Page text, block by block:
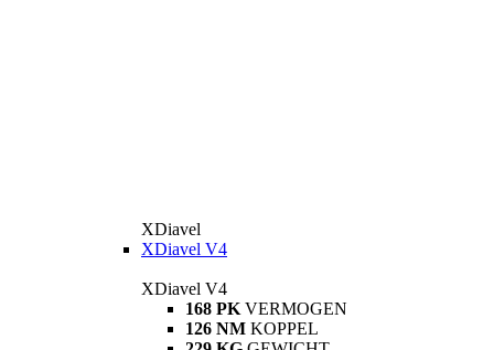
XDiavel
XDiavel V4
XDiavel V4
168 PK VERMOGEN
126 NM KOPPEL